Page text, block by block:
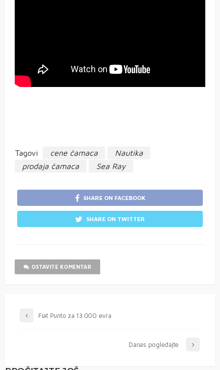
Tagovi cene čamaca
Nautika
prodaja čamaca
Sea Ray
SHARE ON FACEBOOK
SHARE ON TWITTER
OSTAVITE KOMENTAR
Fiat Punto za 13.000 evra
Danas pogledajte